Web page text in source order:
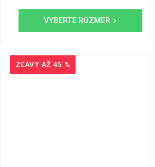
ZĽAVY AŽ 45 %